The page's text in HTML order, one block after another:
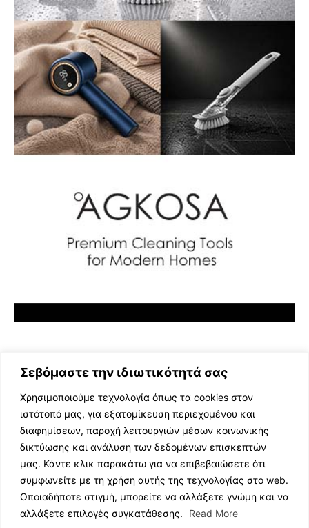
Σεβόμαστε την ιδιωτικότητά σας
Χρησιμοποιούμε τεχνολογία όπως τα cookies στον
ιστότοπό μας, για εξατομίκευση περιεχομένου και
διαφημίσεων, παροχή λειτουργιών μέσων κοινωνικής
δικτύωσης και ανάλυση των δεδομένων επισκεπτών
μας. Κάντε κλικ παρακάτω για να επιβεβαιώσετε ότι
συμφωνείτε με τη χρήση αυτής της τεχνολογίας στο web.
Οποιαδήποτε στιγμή, μπορείτε να αλλάξετε γνώμη και να
αλλάξετε επιλογές συγκατάθεσης.
Read More
ΕΛΛΗΝΙΚΗ ΜΟΥΣΙΚΗ
TV SHOWS
EVENTS
ΘΕΑΤΡΟ
ΔΙΑΓΩΝΙΣΜΟΙ